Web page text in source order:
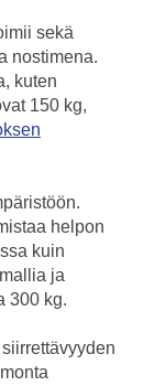
sekä
nostimena.
kuten
150 kg,
helpon
kuin
ja
300 kg.